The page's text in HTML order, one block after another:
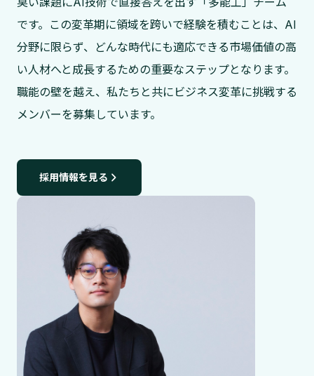
です。この変革期に領域を跨いで経験を積むことは、AI
分野に限らず、どんな時代にも適応できる市場価値の高
い人材へと成長するための重要なステップとなります。
職能の壁を越え、私たちと共にビジネス変革に挑戦する
メンバーを募集しています。
採用情報を見る